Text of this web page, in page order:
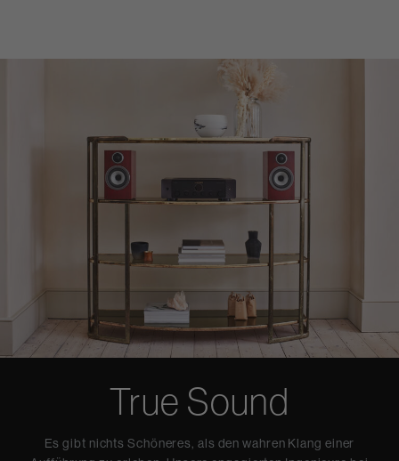
True Sound
Es gibt nichts Schöneres, als den wahren Klang einer